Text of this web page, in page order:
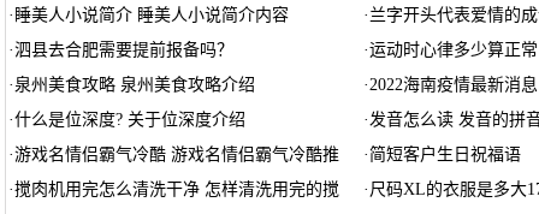
· 睡美人小说简介 睡美人小说简介内容 · 兰字开头代表爱情的
·泗县去合肥需要提前报备吗？ ·运动时心律多少算正常
· 泉州美食攻略 泉州美食攻略介绍 ·2022海南疫情最新消息
·什么是位深度? 关于位深度介绍 ·发音怎么读 发音的拼
·游戏名情侣霸气冷酷 游戏名情侣霸气冷酷推 ·简短客户生日祝福语
·搅肉机用完怎么清洗干净 怎样清洗用完的搅 · 尺码XL的衣服是多大